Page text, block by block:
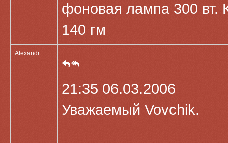
фоновая лампа 300 вт.
140 гм
Alexandr
21:35 06.03.2006
Уважаемый Vovchik.